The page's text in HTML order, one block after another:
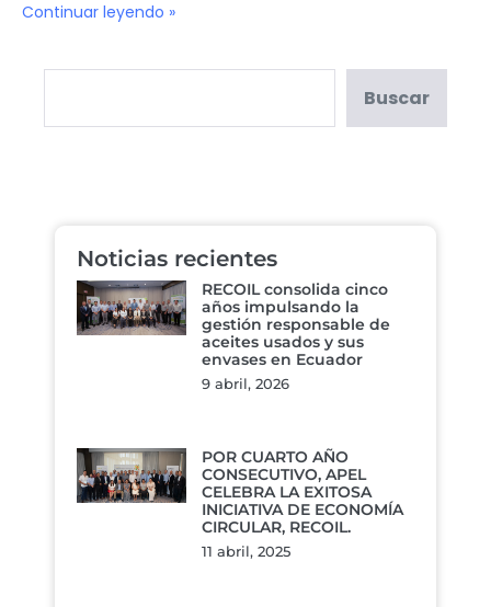
Continuar leyendo »
Buscar
Noticias recientes
RECOIL consolida cinco
años impulsando la
gestión responsable de
aceites usados y sus
envases en Ecuador
9 abril, 2026
POR CUARTO AÑO
CONSECUTIVO, APEL
CELEBRA LA EXITOSA
INICIATIVA DE ECONOMÍA
CIRCULAR, RECOIL.
11 abril, 2025